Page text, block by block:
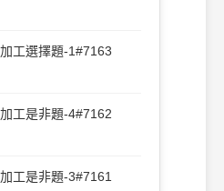
工選擇題-1#7163
工是非題-4#7162
工是非題-3#7161